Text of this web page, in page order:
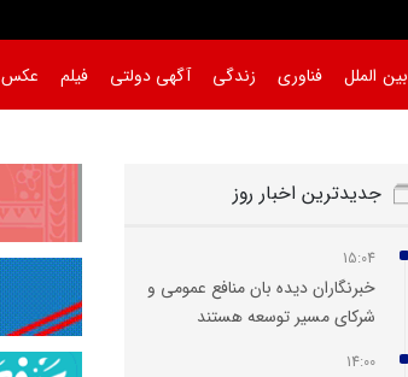
بین الملل فناوری زندگی آگهی دولتی فیلم عکس
جدیدترین اخبار روز
15:04
خبرنگاران دیده‌ بان منافع عمومی و
شرکای مسیر توسعه هستند
14:00